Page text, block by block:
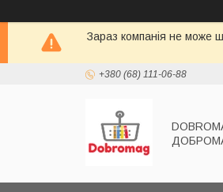
Зараз компанія не може
+380 (68) 111-06-88